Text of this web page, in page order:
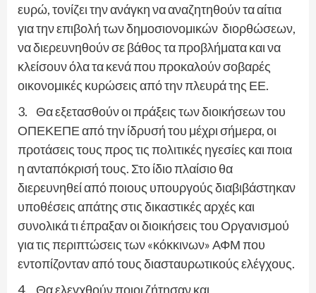
ευρώ, τονίζει την ανάγκη να αναζητηθούν τα αίτια
για την επιβολή των δημοσιονομικών διορθώσεων,
να διερευνηθούν σε βάθος τα προβλήματα και να
κλείσουν όλα τα κενά που προκαλούν σοβαρές
οικονομικές κυρώσεις από την πλευρά της ΕΕ.
3. Θα εξετασθούν οι πράξεις των διοικήσεων του
ΟΠΕΚΕΠΕ από την ίδρυσή του μέχρι σήμερα, οι
προτάσεις τους προς τις πολιτικές ηγεσίες και ποια
η ανταπόκρισή τους. Στο ίδιο πλαίσιο θα
διερευνηθεί από ποιους υπουργούς διαβιβάστηκαν
υποθέσεις απάτης στις δικαστικές αρχές και
συνολικά τι έπραξαν οι διοικήσεις του Οργανισμού
για τις περιπτώσεις των «κόκκινων» ΑΦΜ που
εντοπίζονταν από τους διασταυρωτικούς ελέγχους.
4. Θα ελεγχθούν ποιοι ζήτησαν και